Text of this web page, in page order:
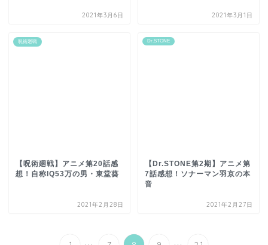
2021年3月6日 2021年3月1日
呪術廻戦
【呪術廻戦】アニメ第20話感
想！自称IQ53万の男・東堂葵
2021年2月28日
Dr.STONE
【Dr.STONE第2期】アニメ第
7話感想！ソナーマン羽京の本
音
2021年2月27日
... ...